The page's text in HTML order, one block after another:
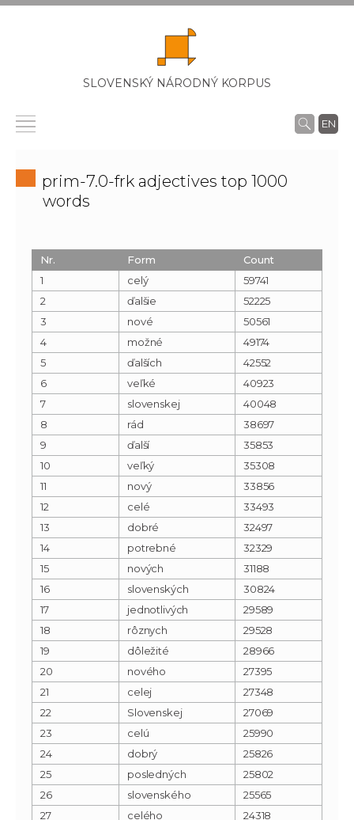
SLOVENSKÝ NÁRODNÝ KORPUS
EN
prim-7.0-frk adjectives top 1000
words
Nr. Form
Count
1
celý
59741
2
ďalšie
52225
3
nové
50561
4
možné
49174
5
ďalších
42552
6
veľké
40923
7
slovenskej
40048
8
rád
38697
9
ďalší
35853
10
veľký
35308
11
nový
33856
12
celé
33493
13
dobré
32497
14
potrebné
32329
15
nových
31188
16
slovenských
30824
17
jednotlivých
29589
18
rôznych
29528
19
dôležité
28966
20
nového
27395
21
celej
27348
22
Slovenskej
27069
23
celú
25990
24
dobrý
25826
25
posledných
25802
26
slovenského
25565
27
celého
24318